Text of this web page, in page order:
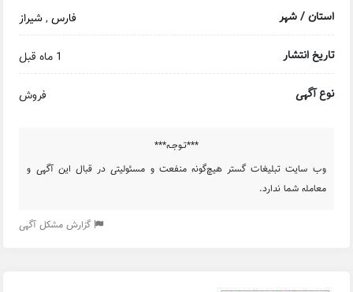
استان / شهر فارس, شیراز
تاریخ انتشار 1 ماه قبل
نوع آگهی فروش
***تـوجـه***
وب سایت تبلیغات گستر هیچ‌گونه منفعت و مسئولیتی در قبال این آگهی و
معامله شما ندارد.
گزارش مشکل آگهی